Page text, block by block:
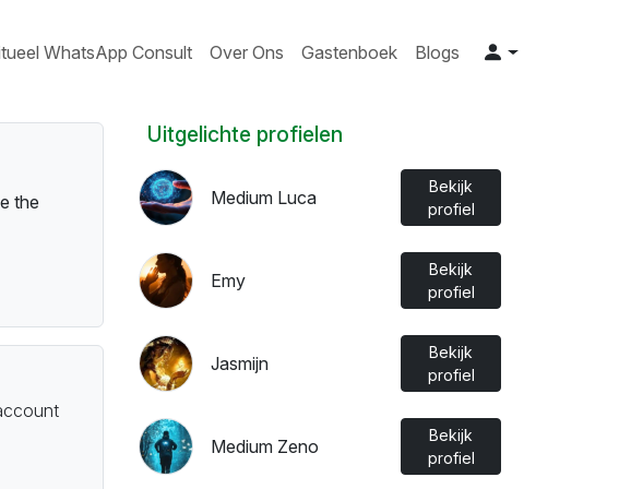
WhatsApp Consult Over Ons Gastenboek Blogs
the
Uitgelichte profielen
Medium Luca
Bekijk
profiel
Emy
Bekijk
profiel
Jasmijn
Bekijk
profiel
Medium Zeno
Bekijk
profiel